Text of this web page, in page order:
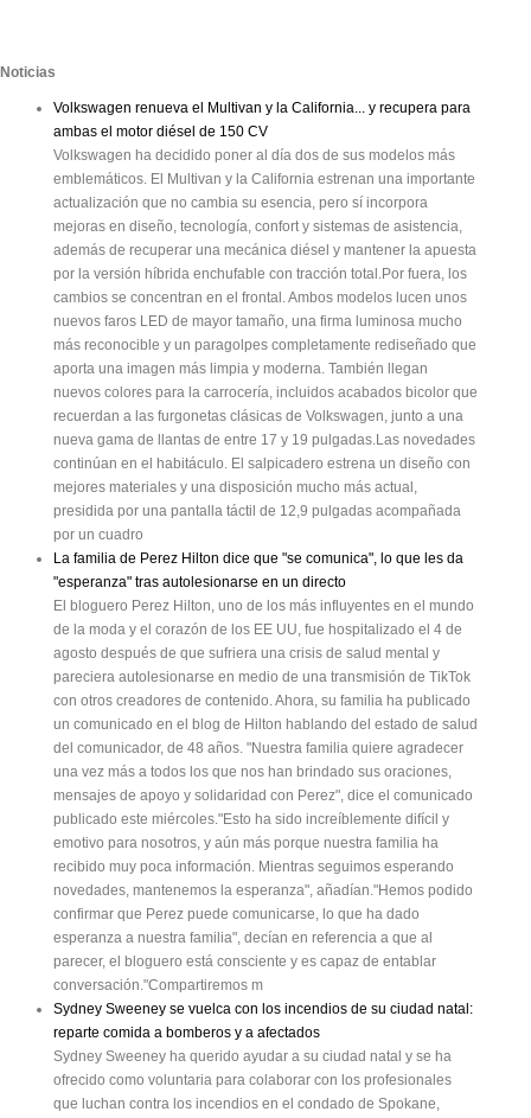
Noticias
Volkswagen renueva el Multivan y la California... y recupera para
ambas el motor diésel de 150 CV
Volkswagen ha decidido poner al día dos de sus modelos más
emblemáticos. El Multivan y la California estrenan una importante
actualización que no cambia su esencia, pero sí incorpora
mejoras en diseño, tecnología, confort y sistemas de asistencia,
además de recuperar una mecánica diésel y mantener la apuesta
por la versión híbrida enchufable con tracción total.Por fuera, los
cambios se concentran en el frontal. Ambos modelos lucen unos
nuevos faros LED de mayor tamaño, una firma luminosa mucho
más reconocible y un paragolpes completamente rediseñado que
aporta una imagen más limpia y moderna. También llegan
nuevos colores para la carrocería, incluidos acabados bicolor que
recuerdan a las furgonetas clásicas de Volkswagen, junto a una
nueva gama de llantas de entre 17 y 19 pulgadas.Las novedades
continúan en el habitáculo. El salpicadero estrena un diseño con
mejores materiales y una disposición mucho más actual,
presidida por una pantalla táctil de 12,9 pulgadas acompañada
por un cuadro
La familia de Perez Hilton dice que "se comunica", lo que les da
"esperanza" tras autolesionarse en un directo
El bloguero Perez Hilton, uno de los más influyentes en el mundo
de la moda y el corazón de los EE UU, fue hospitalizado el 4 de
agosto después de que sufriera una crisis de salud mental y
pareciera autolesionarse en medio de una transmisión de TikTok
con otros creadores de contenido. Ahora, su familia ha publicado
un comunicado en el blog de Hilton hablando del estado de salud
del comunicador, de 48 años. "Nuestra familia quiere agradecer
una vez más a todos los que nos han brindado sus oraciones,
mensajes de apoyo y solidaridad con Perez", dice el comunicado
publicado este miércoles."Esto ha sido increíblemente difícil y
emotivo para nosotros, y aún más porque nuestra familia ha
recibido muy poca información. Mientras seguimos esperando
novedades, mantenemos la esperanza", añadían."Hemos podido
confirmar que Perez puede comunicarse, lo que ha dado
esperanza a nuestra familia", decían en referencia a que al
parecer, el bloguero está consciente y es capaz de entablar
conversación."Compartiremos m
Sydney Sweeney se vuelca con los incendios de su ciudad natal:
reparte comida a bomberos y a afectados
Sydney Sweeney ha querido ayudar a su ciudad natal y se ha
ofrecido como voluntaria para colaborar con los profesionales
que luchan contra los incendios en el condado de Spokane,